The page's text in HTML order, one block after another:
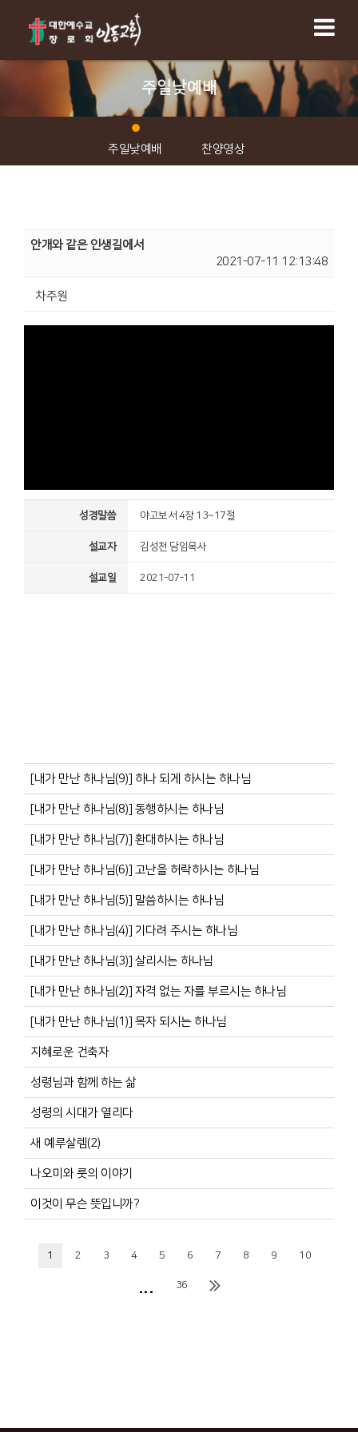
주일낮예배
주일낮예배 찬양영상
안개와 같은 인생길에서
2021-07-11 12:13:48
차주원
성경말씀 야고보서 4장 13~17절
설교자 김성천 담임목사
설교일 2021-07-11
[내가 만난 하나님(9)] 하나 되게 하시는 하나님
[내가 만난 하나님(8)] 동행하시는 하나님
[내가 만난 하나님(7)] 환대하시는 하나님
[내가 만난 하나님(6)] 고난을 허락하시는 하나님
[내가 만난 하나님(5)] 말씀하시는 하나님
[내가 만난 하나님(4)] 기다려 주시는 하나님
[내가 만난 하나님(3)] 살리시는 하나님
[내가 만난 하나님(2)] 자격 없는 자를 부르시는 하나님
[내가 만난 하나님(1)] 목자 되시는 하나님
지혜로운 건축자
성령님과 함께 하는 삶
성령의 시대가 열리다
새 예루살렘(2)
나오미와 룻의 이야기
이것이 무슨 뜻입니까?
1 2 3 4 5 6 7 8 9 10
... 36